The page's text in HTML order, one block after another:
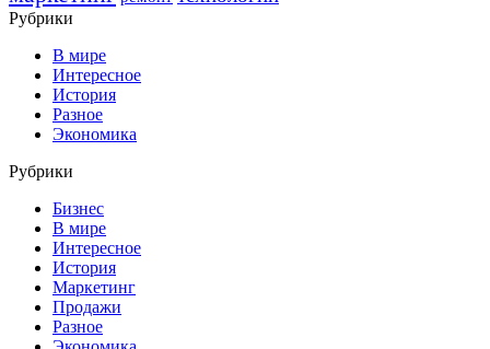
Рубрики
В мире
Интересное
История
Разное
Экономика
Рубрики
Бизнес
В мире
Интересное
История
Маркетинг
Продажи
Разное